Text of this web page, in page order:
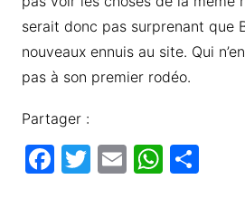
serait donc pas surprenant que
nouveaux ennuis au site. Qui
pas à son premier rodéo.
Partager :
F T E W P